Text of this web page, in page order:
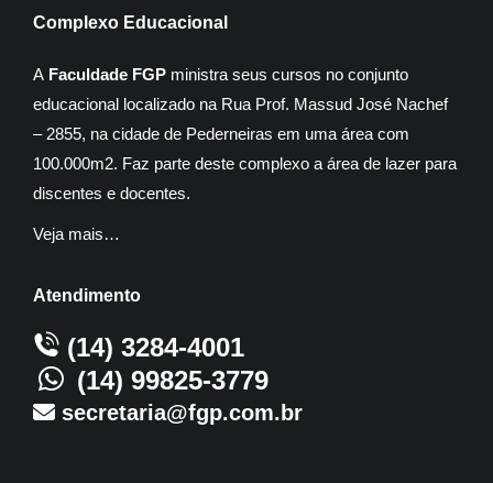
Complexo Educacional
A Faculdade FGP ministra seus cursos no conjunto
educacional localizado na Rua Prof. Massud José Nachef
– 2855, na cidade de Pederneiras em uma área com
100.000m2. Faz parte deste complexo a área de lazer para
discentes e docentes.
Veja mais…
Atendimento
(14) 3284-4001
(14) 99825-3779
secretaria@fgp.com.br